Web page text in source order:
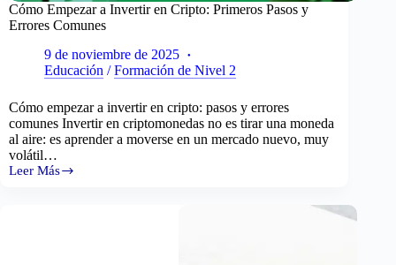
Cómo Empezar a Invertir en Cripto: Primeros Pasos y
Errores Comunes
9 de noviembre de 2025
Educación /Formación de Nivel 2
Cómo empezar a invertir en cripto: pasos y errores
comunes Invertir en criptomonedas no es tirar una moneda
al aire: es aprender a moverse en un mercado nuevo, muy
volátil…
Leer Más
Cómo